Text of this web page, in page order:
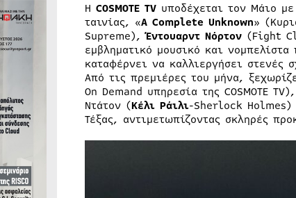
Η COSMOTE TVυποδέχεται τον Μάιο
ταινίας, «A Complete Unknown»
Supreme),Έντουαρντ Νόρτον(Fight
εμβληματικό μουσικό και
καταφέρνει να καλλιεργήσει στενές
Από τις πρεμιέρες του μήνα,
On Demand υπηρεσία της COSMOTE
Ντάτον (Κέλι Ράιλι-Sherlock Holmes)
Τέξας, αντιμετωπίζοντας σκληρές